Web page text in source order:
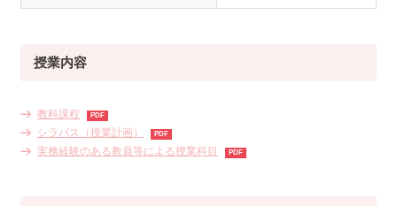
授業内容
教科課程
シラバス（授業計画）
実務経験のある教員等による授業科目